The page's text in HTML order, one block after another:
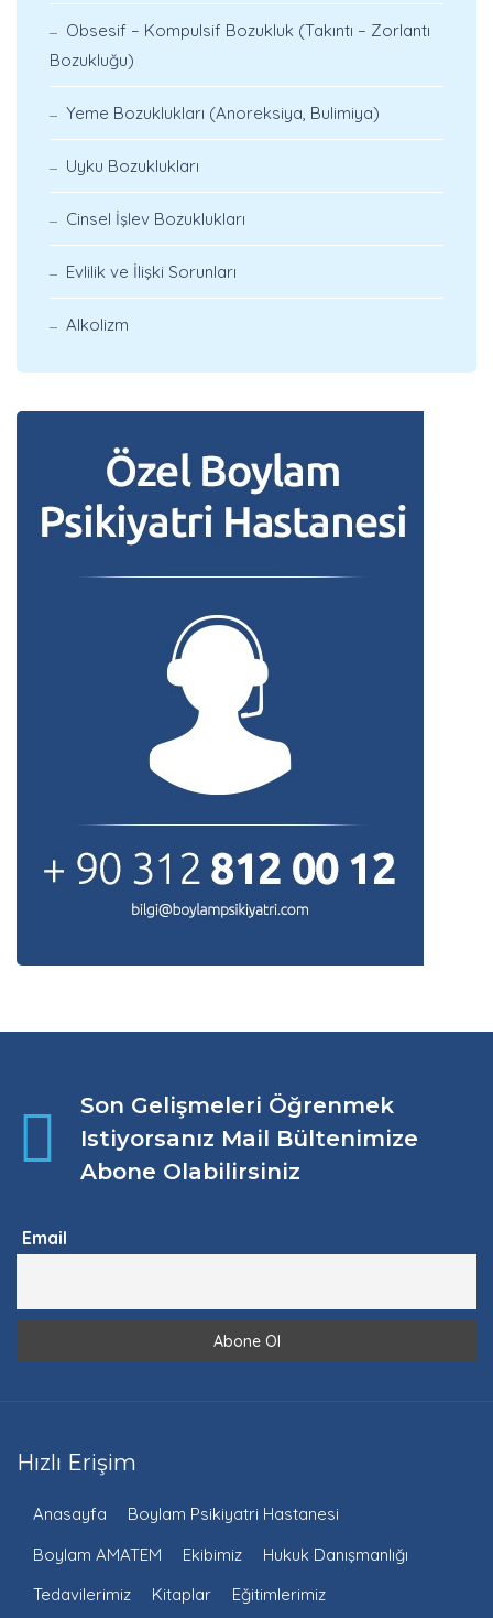
Obsesif – Kompulsif Bozukluk (Takıntı – Zorlantı
Bozukluğu)
Yeme Bozuklukları (Anoreksiya, Bulimiya)
Uyku Bozuklukları
Cinsel İşlev Bozuklukları
Evlilik ve İlişki Sorunları
Alkolizm
Son Gelişmeleri Öğrenmek
Istiyorsanız Mail Bültenimize
Abone Olabilirsiniz
Email
Hızlı Erişim
Anasayfa
Boylam Psikiyatri Hastanesi
Boylam AMATEM
Ekibimiz
Hukuk Danışmanlığı
Tedavilerimiz
Kitaplar
Eğitimlerimiz